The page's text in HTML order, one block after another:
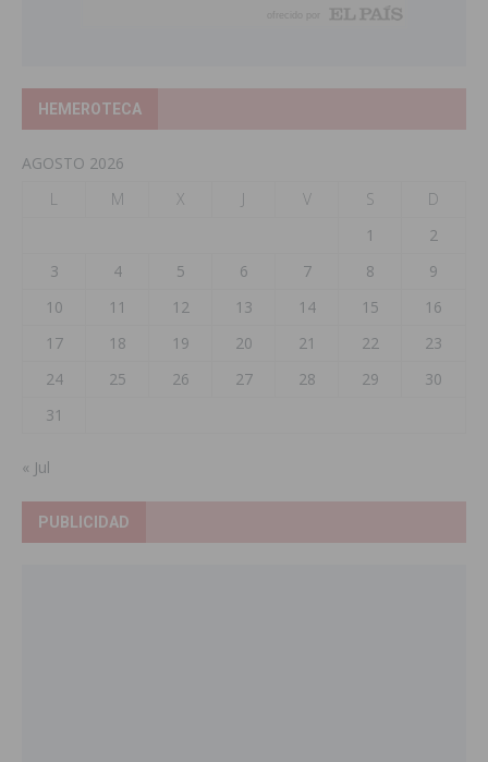
HEMEROTECA
AGOSTO 2026
L
M X J V S
D
1
2
3
4 5 6 7 8
9
10
11 12 13 14 15
16
17
18 19 20 21 22
23
24
25 26 27 28 29
30
31
« Jul
PUBLICIDAD